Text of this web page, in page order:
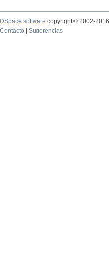
DSpace software copyright © 2002-2016
Contacto
Sugerencias